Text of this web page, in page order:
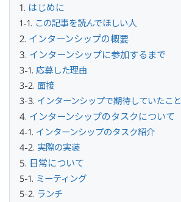
はじめに
この記事を読んでほしい人
インターンシップの概要
インターンシップに参加するまで
応募した理由
面接
インターンシップで期待していたこと
インターンシップのタスクについて
インターンシップのタスク紹介
実際の実装
日常について
ミーティング
ランチ